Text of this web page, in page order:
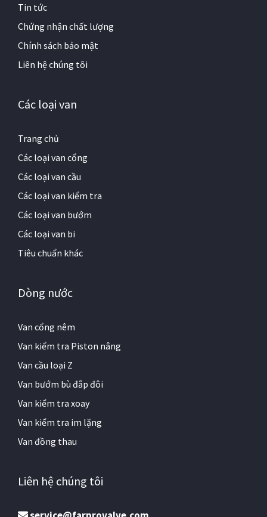
Tin tức
Chứng nhận chất lượng
Chính sách bảo mật
Liên hệ chúng tôi
Các loại van
Trang chủ
Các loại van cổng
Các loại van cầu
Các loại van kiểm tra
Các loại van bướm
Các loại van bi
Tiêu chuẩn khác
Dòng nước
Van cổng nêm
Van kiểm tra Piston nâng
Van cầu loại Z
Van bướm bù đắp đôi
Van kiểm tra xoay
Van kiểm tra im lặng
Van đồng thau
Liên hệ chúng tôi